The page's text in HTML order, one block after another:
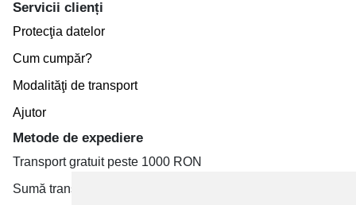
Servicii clienți
Protecţia datelor
Cum cumpăr?
Modalităţi de transport
Ajutor
Metode de expediere
Transport gratuit peste 1000 RON
Sumă transport de la 19.99 RON